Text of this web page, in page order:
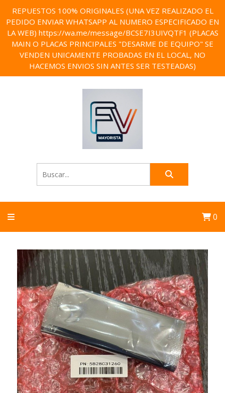
REPUESTOS 100% ORIGINALES (UNA VEZ REALIZADO EL
PEDIDO ENVIAR WHATSAPP AL NUMERO ESPECIFICADO EN
LA WEB) https://wa.me/message/BCSE7I3UIVQTF1 (PLACAS
MAIN O PLACAS PRINCIPALES "DESARME DE EQUIPO" SE
VENDEN UNICAMENTE PROBADAS EN EL LOCAL, NO
HACEMOS ENVIOS SIN ANTES SER TESTEADAS)
0